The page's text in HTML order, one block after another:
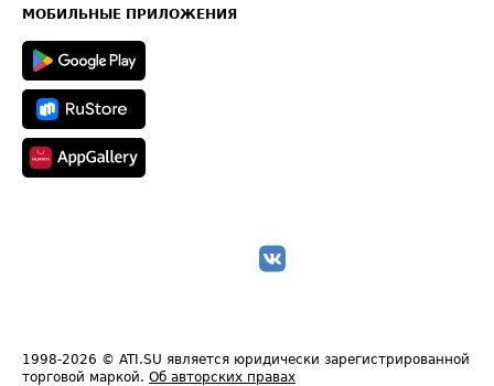
Техническая информация
МОБИЛЬНЫЕ ПРИЛОЖЕНИЯ
1998-2026 © ATI.SU является юридически зарегистрированной
торговой маркой. Об авторских правах